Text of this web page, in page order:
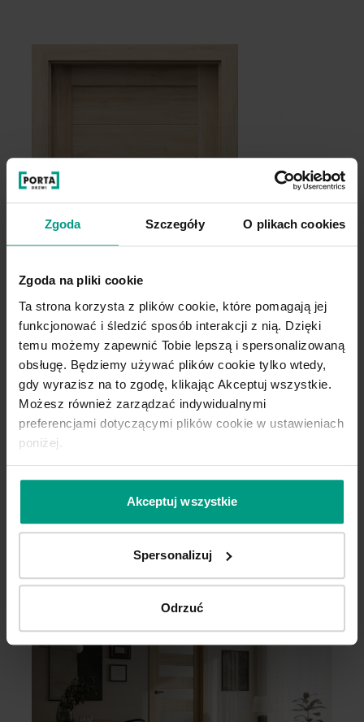
Zgoda Szczegóły O plikach cookies
Zgoda na pliki cookie
Ta strona korzysta z plików cookie, które pomagają jej
funkcjonować i śledzić sposób interakcji z nią. Dzięki
temu możemy zapewnić Tobie lepszą i spersonalizowaną
obsługę. Będziemy używać plików cookie tylko wtedy,
gdy wyrazisz na to zgodę, klikając Akceptuj wszystkie.
Możesz również zarządzać indywidualnymi
preferencjami dotyczącymi plików cookie w ustawieniach
poniżej.
Akceptuj wszystkie
Spersonalizuj
Odrzuć
Biały
Dąb Catania
Grupa cenowa (2)
Hikora Jackson Ciemny Hikora Jackson Jasny